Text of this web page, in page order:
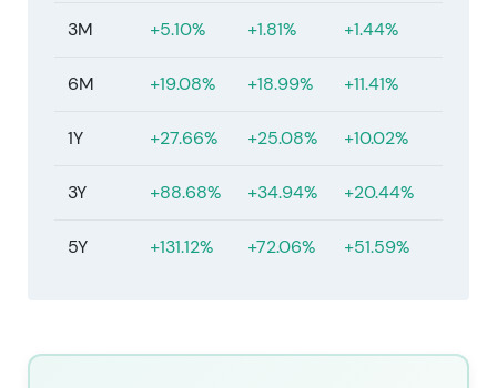
(maßgeblich) 18,96 € per 11. Juli 2026.
3M +5.10% +1.81% +1.44%
6M +19.08% +18.99% +11.41%
1Y +27.66% +25.08% +10.02%
3Y +88.68% +34.94% +20.44%
5Y +131.12% +72.06% +51.59%